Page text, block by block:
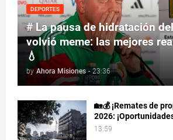
DEPORTES
# La pausa de hidratación
volvió meme: las mejores
💧
by Ahora Misiones - 23:36
🏡💰 ¡Remates de
2026:
13:59